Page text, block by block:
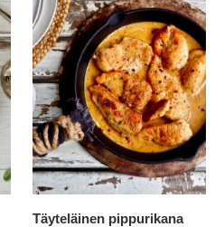
Täyteläinen pippurikana